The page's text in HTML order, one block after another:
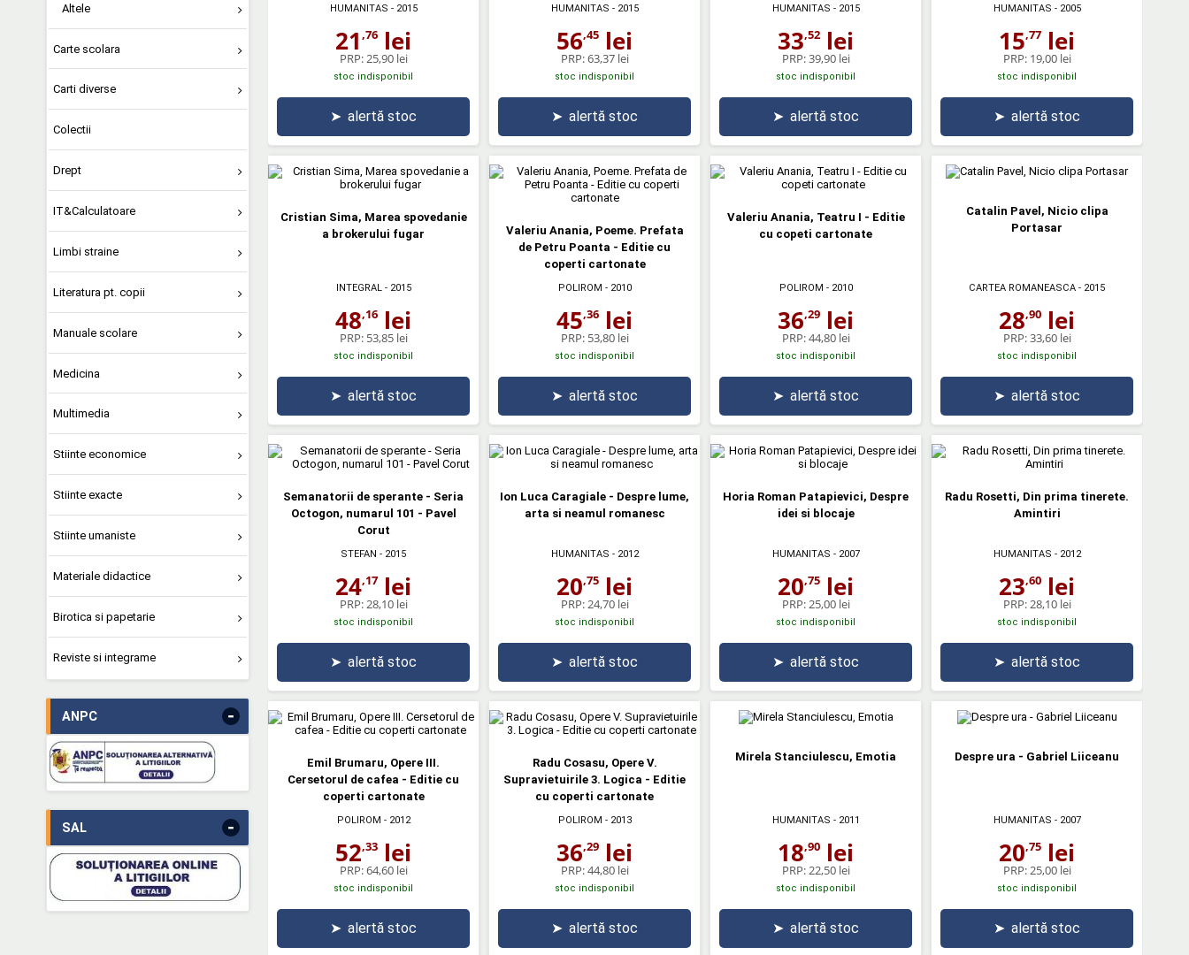
Altele
Carte scolara
Carti diverse
Colectii
Drept
IT&Calculatoare
Limbi straine
Literatura pt. copii
Manuale scolare
Medicina
Multimedia
Stiinte economice
Stiinte exacte
Stiinte umaniste
Materiale didactice
Birotica si papetarie
Reviste si integrame
ANPC -
SAL -
HUMANITAS - 2015
21 ,76 lei
PRP: 25,90 lei
stoc indisponibil
➤ alertă stoc
HUMANITAS - 2015
56,45 lei
PRP:63,37 lei
stoc indisponibil
➤ alertă stoc
HUMANITAS - 2015
33,52 lei
PRP:39,90 lei
stoc indisponibil
➤ alertă stoc
HUMANITAS - 2005
15,77 lei
PRP: 19,00 lei
stoc indisponibil
➤ alertă stoc
Cristian Sima, Marea spovedanie
a brokerului fugar
INTEGRAL - 2015
48,16 lei
PRP: 53,85 lei
stoc indisponibil
➤ alertă stoc
Valeriu Anania, Poeme. Prefata
de Petru Poanta - Editie cu
coperti cartonate
POLIROM - 2010
45,36 lei
PRP: 53,80 lei
stoc indisponibil
➤ alertă stoc
Valeriu Anania, Teatru I - Editie
cu copeti cartonate
POLIROM - 2010
36,29 lei
PRP:44,80 lei
stoc indisponibil
➤ alertă stoc
Catalin Pavel, Nicio clipa
Portasar
CARTEA ROMANEASCA - 2015
28,90 lei
PRP:33,60 lei
stoc indisponibil
➤ alertă stoc
Semanatorii de sperante - Seria
Octogon, numarul 101 - Pavel
Corut
STEFAN - 2015
24,17 lei
PRP: 28,10 lei
stoc indisponibil
➤ alertă stoc
Ion Luca Caragiale - Despre lume,
arta si neamul romanesc
HUMANITAS - 2012
20,75 lei
PRP: 24,70 lei
stoc indisponibil
➤ alertă stoc
Horia Roman Patapievici, Despre
idei si blocaje
HUMANITAS - 2007
20,75 lei
PRP: 25,00 lei
stoc indisponibil
➤ alertă stoc
Radu Rosetti, Din prima tinerete.
Amintiri
HUMANITAS - 2012
23,60 lei
PRP: 28,10 lei
stoc indisponibil
➤ alertă stoc
Emil Brumaru, Opere III.
Cersetorul de cafea - Editie cu
coperti cartonate
POLIROM - 2012
52,33 lei
PRP:64,60 lei
stoc indisponibil
➤ alertă stoc
Radu Cosasu, Opere V.
Supravietuirile 3. Logica - Editie
cu coperti cartonate
POLIROM - 2013
36,29 lei
PRP:44,80 lei
stoc indisponibil
➤ alertă stoc
Mirela Stanciulescu, Emotia
HUMANITAS - 2011
18,90 lei
PRP: 22,50 lei
stoc indisponibil
➤ alertă stoc
Despre ura - Gabriel Liiceanu
HUMANITAS - 2007
20,75 lei
PRP: 25,00 lei
stoc indisponibil
➤ alertă stoc